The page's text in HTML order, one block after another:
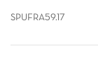
SPUFRA59.17